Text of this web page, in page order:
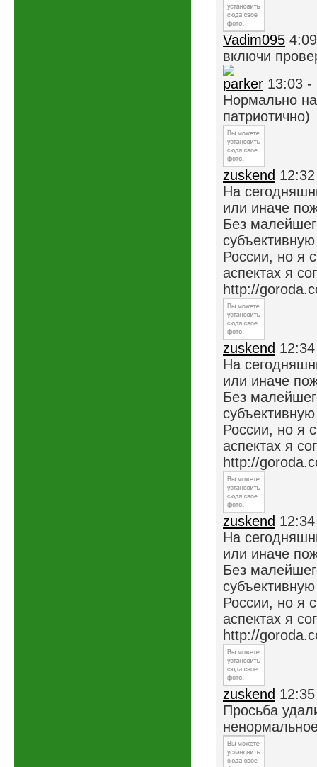
Vadim095
включи
parker 13:03 -
Нормально
патриотично)
zuskend
На
или иначе
Без
России, но я
аспектах я
http://
zuskend
На
или иначе
Без
России, но я
аспектах я
http://
zuskend
На
или иначе
Без
России, но я
аспектах я
http://
zuskend
Просьба